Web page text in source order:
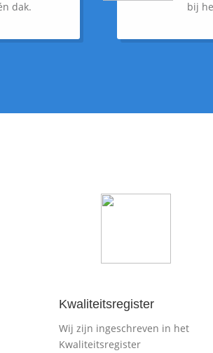
dak.
bij
Kwaliteitsregister
Wij zijn ingeschreven in het
Kwaliteitsregister